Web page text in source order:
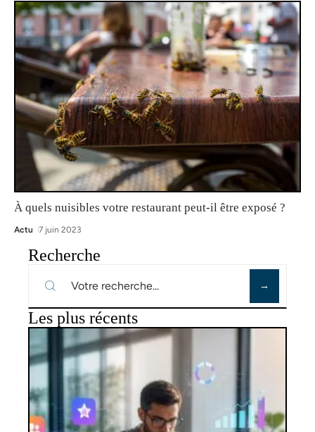
À quels nuisibles votre restaurant peut-il être exposé ?
Actu 7 juin 2023
Recherche
Les plus récents